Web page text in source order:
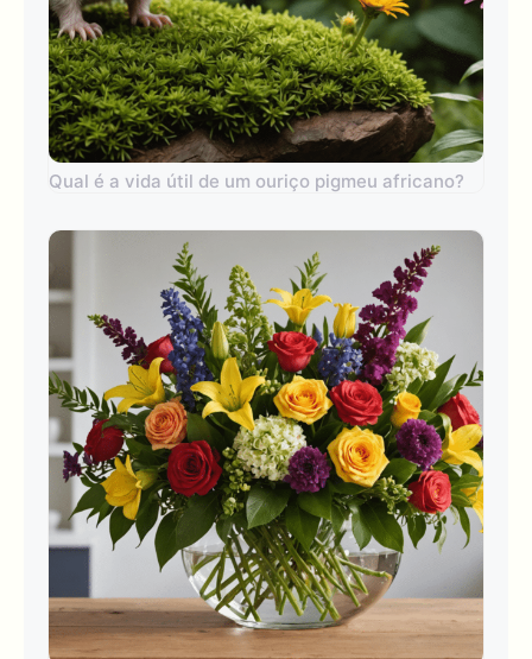
Qual é a vida útil de um ouriço pigmeu africano?